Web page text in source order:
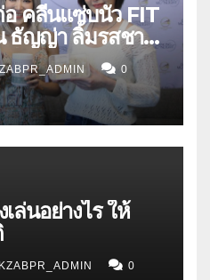
อ คลีนแซ่บนัว FIT
ธัญญ่า ลิ้มรสชาติ
มียม
0
ล่นอย่างไร ให้
0